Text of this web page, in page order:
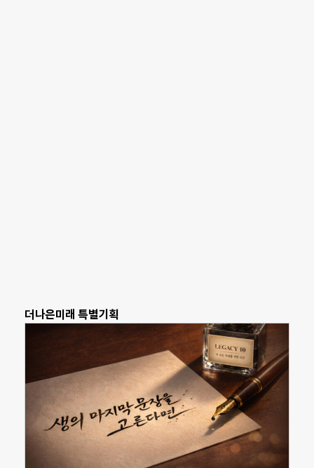
더나은미래 특별기획